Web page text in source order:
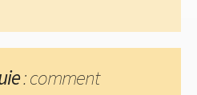
: comment